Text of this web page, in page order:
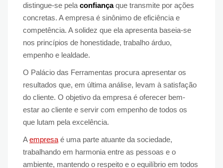
distingue-se pela confiançaque transmite por ações
concretas. A empresa é sinônimo de eficiência e
competência. A solidez que ela apresenta baseia-se
nos princípios de honestidade, trabalho árduo,
empenho e lealdade.
O Palácio das Ferramentas procura apresentar os
resultados que, em última análise, levam à satisfação
do cliente. O objetivo da empresa é oferecer bem-
estar ao cliente e servir com empenho de todos os
que lutam pela excelência.
Aempresa é uma parte atuante da sociedade,
trabalhando em harmonia entre as pessoas e o
ambiente, mantendo o respeito e o equilíbrio em todos